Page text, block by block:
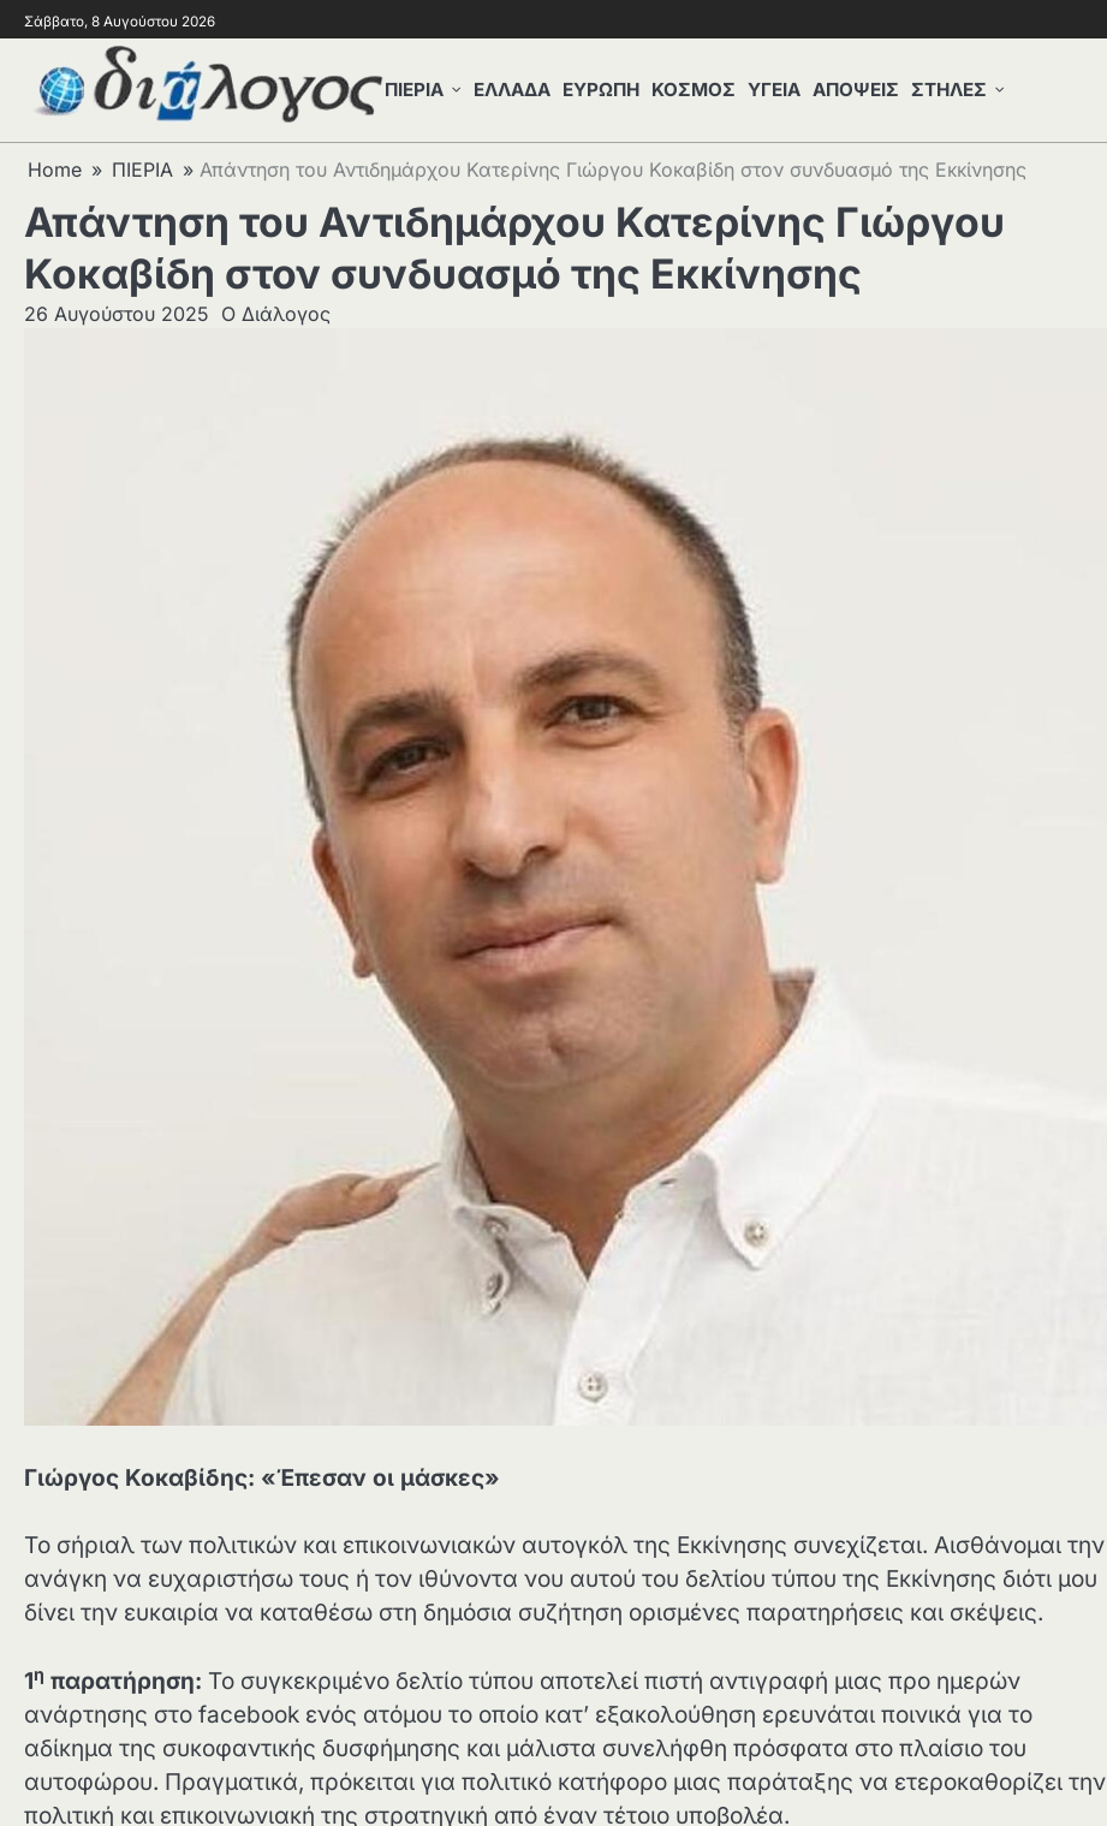
Σάββατο, 8 Αυγούστου 2026
ΠΙΕΡΙΑ ΕΛΛΑΔΑ ΕΥΡΩΠΗ ΚΟΣΜΟΣ ΥΓΕΙΑ ΑΠΟΨΕΙΣ ΣΤΗΛΕΣ
Home ΠΙΕΡΙΑ Απάντηση του Αντιδημάρχου Κατερίνης Γιώργου Κοκαβίδη στον συνδυασμό της Εκκίνησης
Απάντηση του Αντιδημάρχου Κατερίνης Γιώργου
Κοκαβίδη στον συνδυασμό της Εκκίνησης
26 Αυγούστου 2025 Ο Διάλογος
Γιώργος Κοκαβίδης: «Έπεσαν οι μάσκες»
Το σήριαλ των πολιτικών και επικοινωνιακών αυτογκόλ της Εκκίνησης συνεχίζεται. Αισθάνομαι την
ανάγκη να ευχαριστήσω τους ή τον ιθύνοντα νου αυτού του δελτίου τύπου της Εκκίνησης διότι μου
δίνει την ευκαιρία να καταθέσω στη δημόσια συζήτηση ορισμένες παρατηρήσεις και σκέψεις.
1η παρατήρηση: Το συγκεκριμένο δελτίο τύπου αποτελεί πιστή αντιγραφή μιας προ ημερών
ανάρτησης στο facebook ενός ατόμου το οποίο κατ’ εξακολούθηση ερευνάται ποινικά για το
αδίκημα της συκοφαντικής δυσφήμησης και μάλιστα συνελήφθη πρόσφατα στο πλαίσιο του
αυτοφώρου. Πραγματικά, πρόκειται για πολιτικό κατήφορο μιας παράταξης να ετεροκαθορίζει την
πολιτική και επικοινωνιακή της στρατηγική από έναν τέτοιο υποβολέα.